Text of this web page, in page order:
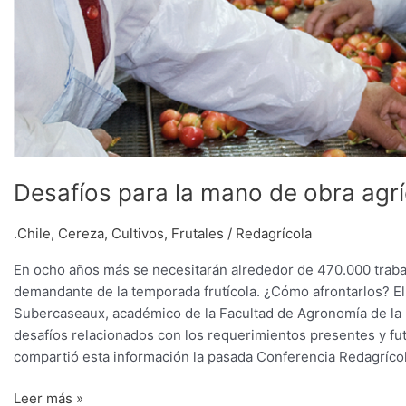
Desafíos para la mano de obra
.Chile, Cereza, Cultivos, Frutales / Redagrícola
En ocho años más se necesitarán alrededor de 470.000
demandante de la temporada frutícola. ¿Cómo afrontarlos?
Subercaseaux, académico de la Facultad de Agronomía de
desafíos relacionados con los requerimientos presentes y
compartió esta información la pasada Conferencia
Leer más »